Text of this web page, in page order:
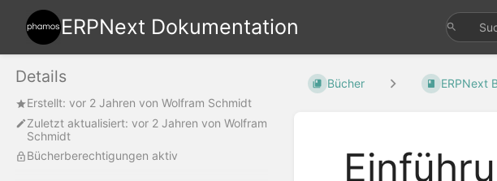
ERPNext Dokumentation
Details
Erstellt: vor 2 Jahren von Wolfram Schmidt
Zuletzt aktualisiert: vor 2 Jahren von Wolfram
Schmidt
Bücherberechtigungen aktiv
Bücher ERPNext